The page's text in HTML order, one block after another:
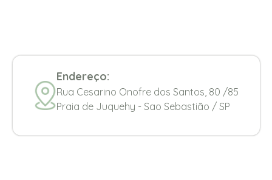
Endereço:
Rua Cesarino Onofre dos Santos, 80 /85
Praia de Juquehy - Sao Sebastião / SP